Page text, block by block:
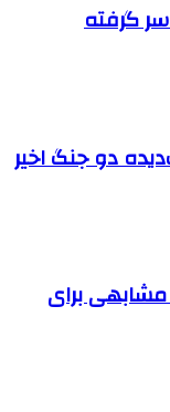
سر گرفته
دو جنگ اخیر
برای